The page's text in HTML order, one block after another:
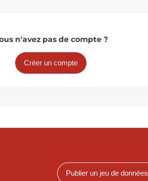
n'avez pas de compte ?
Créer un compte
Publier un jeu de données